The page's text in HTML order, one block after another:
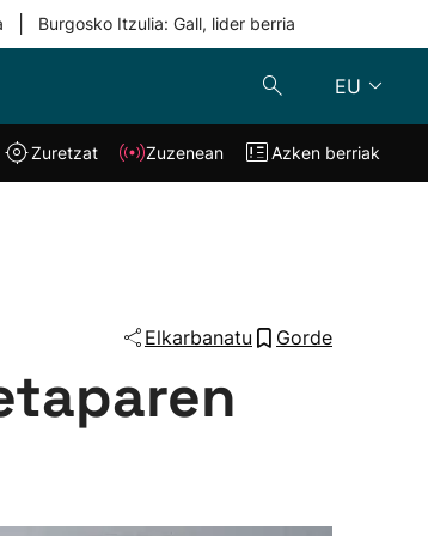
Burgosko Itzulia: Gall, lider berria
EU
Klisk Zuzenean
Zuretzat Zuzenean Azken berriak
Elkarbanatu Gorde